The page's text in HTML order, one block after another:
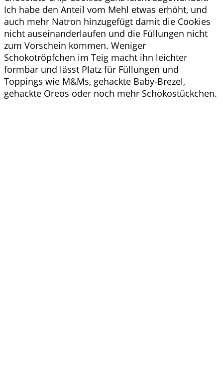
Ich habe den Anteil vom Mehl etwas erhöht, und
auch mehr Natron hinzugefügt damit die Cookies
nicht auseinanderlaufen und die Füllungen nicht
zum Vorschein kommen. Weniger
Schokotröpfchen im Teig macht ihn leichter
formbar und lässt Platz für Füllungen und
Toppings wie M&Ms, gehackte Baby-Brezel,
gehackte Oreos oder noch mehr Schokostückchen.